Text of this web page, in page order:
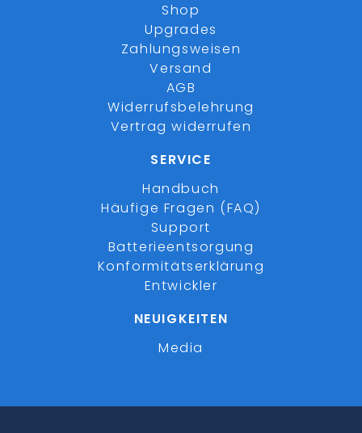
Shop
Upgrades
Zahlungsweisen
Versand
AGB
Widerrufsbelehrung
Vertrag widerrufen
SERVICE
Handbuch
Häufige Fragen (FAQ)
Support
Batterieentsorgung
Konformitätserklärung
Entwickler
NEUIGKEITEN
Media